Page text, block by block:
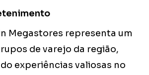
Megastores representa um
de varejo da região,
experiências valiosas no